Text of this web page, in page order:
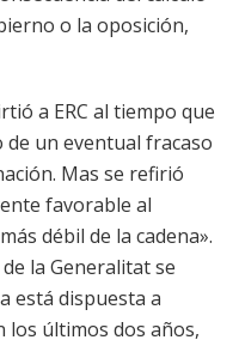
o la oposición,
a ERC al tiempo que
un eventual fracaso
Mas se refirió
favorable al
débil de la cadena».
la Generalitat se
está dispuesta a
los últimos dos años,